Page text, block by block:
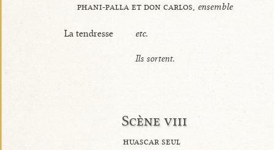
phani-palla et don carlos, ensemble
La tendresse etc.
Ils sortent.
Scène viii
huascar seul